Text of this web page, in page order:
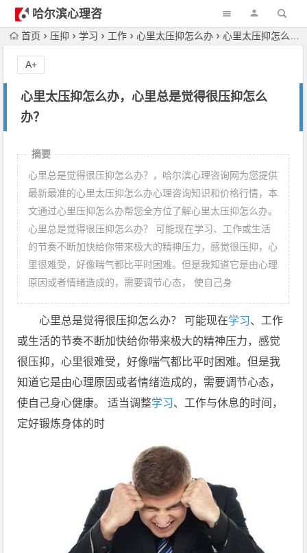
哈尔滨心理咨
询首页 压抑 学习 工作 心里太压抑怎么办 心里太压抑怎么办，心里总是觉得很压抑怎么办？
心里太压抑怎么办，心里总是觉得很压抑怎么
办？
A+
摘要
心里总是觉得很压抑怎么办？，哈尔滨心理咨询网为您提供
最新最准的心里太压抑怎么办心理咨询知识和价格行情，本
文通过心里压抑怎么办帮您全方位了解心里太压抑怎么办。
心里总是觉得很压抑怎么办？ 可能现在学习、工作或生活
的节奏不断加快给你带来极大的精神压力，感觉很压抑，心
里很难受，好像喘气都比平时困难。但是我知道它是由心理
原因或者情绪造成的，需要调节心态， 使自己身
心里总是觉得很压抑怎么办？ 可能现在学习、工作
或生活的节奏不断加快给你带来极大的精神压力，感觉
很压抑，心里很难受，好像喘气都比平时困难。但是我
知道它是由心理原因或者情绪造成的，需要调节心态，
使自己身心健康。 适当调整学习、工作与休息的时间，
定好锻炼身体的时